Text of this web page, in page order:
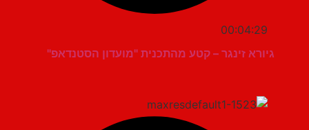
00:04:29
גיורא זינגר – קטע מהתכנית "מועדון הסטנדאפ"